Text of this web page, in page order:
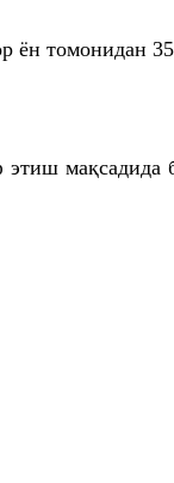
ён томонидан
мақсадида